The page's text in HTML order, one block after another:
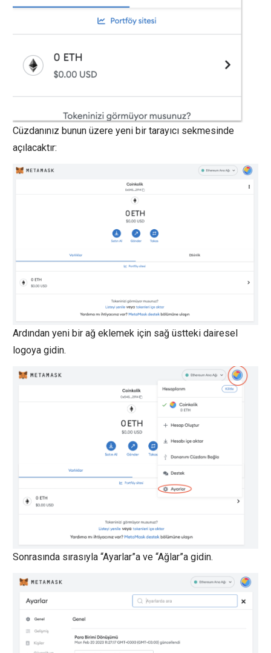
Cüzdanınız bunun üzere yeni bir tarayıcı sekmesinde
açılacaktır:
Ardından yeni bir ağ eklemek için sağ üstteki dairesel
logoya gidin.
Sonrasında sırasıyla “Ayarlar”a ve “Ağlar”a gidin.